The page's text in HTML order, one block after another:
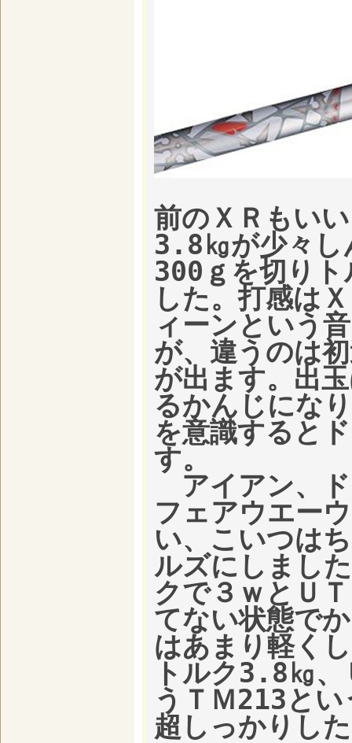
前のＸＲもい
3.8㎏が少々し
300ｇを切り
した。打感は
ィーンという
が、違うのは
が出ます。出
るかんじにな
を意識すると
す。
アイアン、ド
フェアウエー
い、こいつは
ルズにしまし
クで３ｗとＵ
てない状態で
はあまり軽く
トルク3.8㎏
うＴＭ213と
超しっかりし